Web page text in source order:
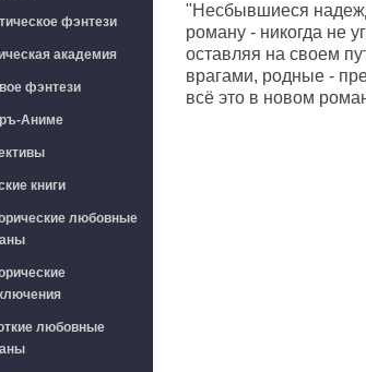
фэнтези
академия
фэнтези
Аниме
книги
любовные
любовные
"Несбывшиеся
роману - никогда не
оставляя на своем
врагами, родные -
всё это в новом